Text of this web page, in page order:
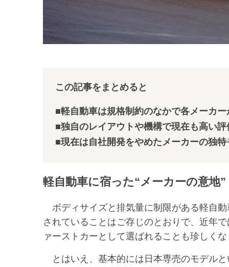
この記事をまとめると
■軽自動車は規格制約のなかで各メーカ
■独自のレイアウトや機構で現在も高い
■現在は自社開発をやめたメーカーの独
軽自動車に宿った“メーカーの意地”
ボディサイズと排気量に制限がある軽自
されていることはご存じのとおりで、近年
ァーストカーとして選ばれることも珍しく
とはいえ、基本的には日本専売のモデル